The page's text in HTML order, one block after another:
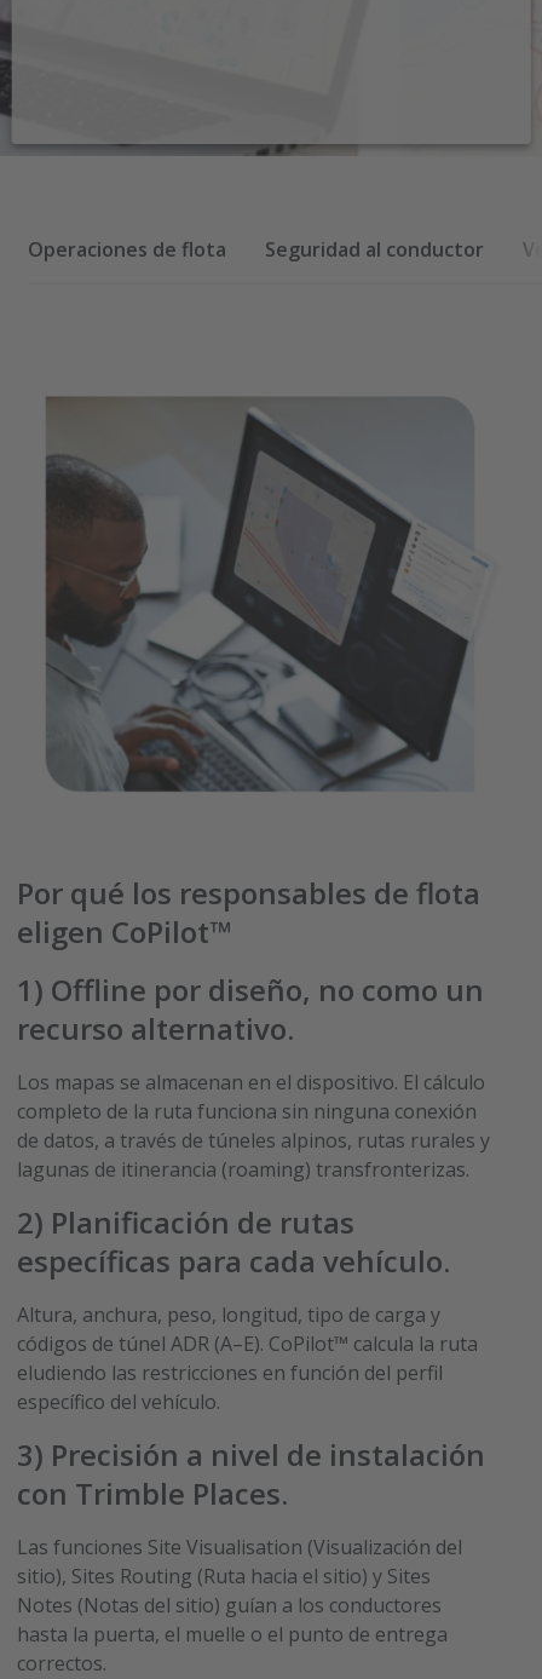
Operaciones de flota Seguridad al conductor
Por qué los responsables de flota
eligen CoPilot™
1) Offline por diseño, no como un
recurso alternativo.
Los mapas se almacenan en el dispositivo. El cálculo
completo de la ruta funciona sin ninguna conexión
de datos, a través de túneles alpinos, rutas rurales y
lagunas de itinerancia (roaming) transfronterizas.
2) Planificación de rutas
específicas para cada vehículo.
Altura, anchura, peso, longitud, tipo de carga y
códigos de túnel ADR (A–E). CoPilot™ calcula la ruta
eludiendo las restricciones en función del perfil
específico del vehículo.
3) Precisión a nivel de instalación
con Trimble Places.
Las funciones Site Visualisation (Visualización del
sitio), Sites Routing (Ruta hacia el sitio) y Sites
Notes (Notas del sitio) guían a los conductores
hasta la puerta, el muelle o el punto de entrega
correctos.